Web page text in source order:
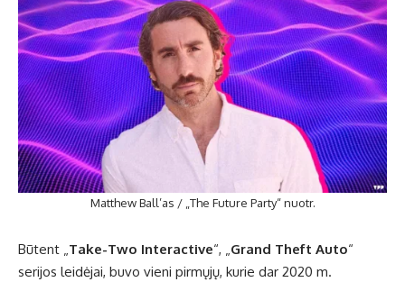
Matthew Ball’as / „The Future Party“ nuotr.
Būtent „Take-Two Interactive“, „Grand Theft Auto“
serijos leidėjai, buvo vieni pirmųjų, kurie dar 2020 m.